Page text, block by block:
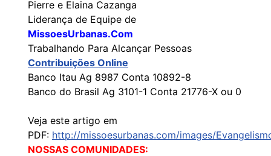
Pierre e Elaina Cazanga
Liderança de Equipe de
MissoesUrbanas.Com
Trabalhando Para Alcançar Pessoas
Contribuições Online
Banco Itau Ag 8987 Conta 10892-8
Banco do Brasil Ag 3101-1 Conta 21776-X ou 0
Veja este artigo em
PDF: http://missoesurbanas.com/images/
NOSSAS COMUNIDADES: